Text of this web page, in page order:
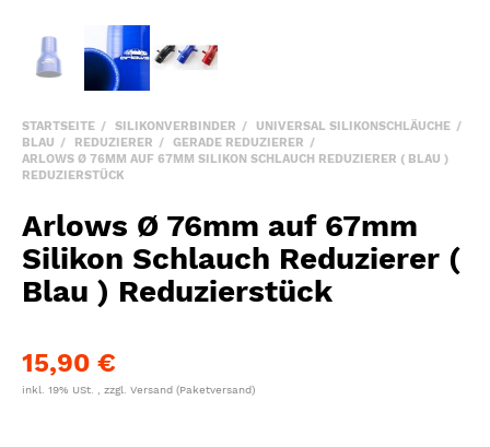
STARTSEITE SILIKONVERBINDER
UNIVERSAL SILIKONSCHLÄUCHE
BLAU
REDUZIERER
GERADE REDUZIERER
ARLOWS Ø 76MM AUF 67MM SILIKON SCHLAUCH REDUZIERER ( BLAU )
REDUZIERSTÜCK
Arlows Ø 76mm auf 67mm
Silikon Schlauch Reduzierer (
Blau ) Reduzierstück
15,90 €
inkl. 19% USt. , zzgl. Versand (Paketversand)